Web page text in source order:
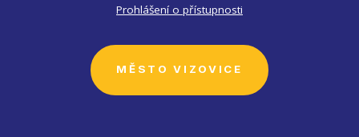
Prohlášení o přístupnosti
MĚSTO VIZOVICE